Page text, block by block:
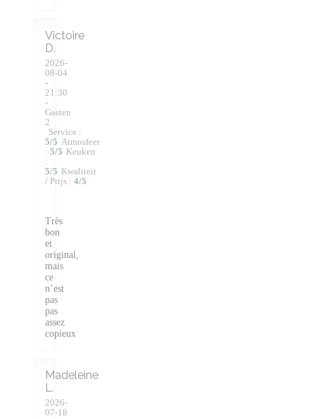
Victoire
D
2026-
08-04
-
21:30
-
Gasten
2
Service :
5/5 Atmosfeer
: 5/5 Keuken
:
5/5 Kwaliteit
/ Prijs : 4/5
Très
bon
et
original,
mais
ce
n’est
pas
pas
assez
copieux
Madeleine
L
2026-
07-18